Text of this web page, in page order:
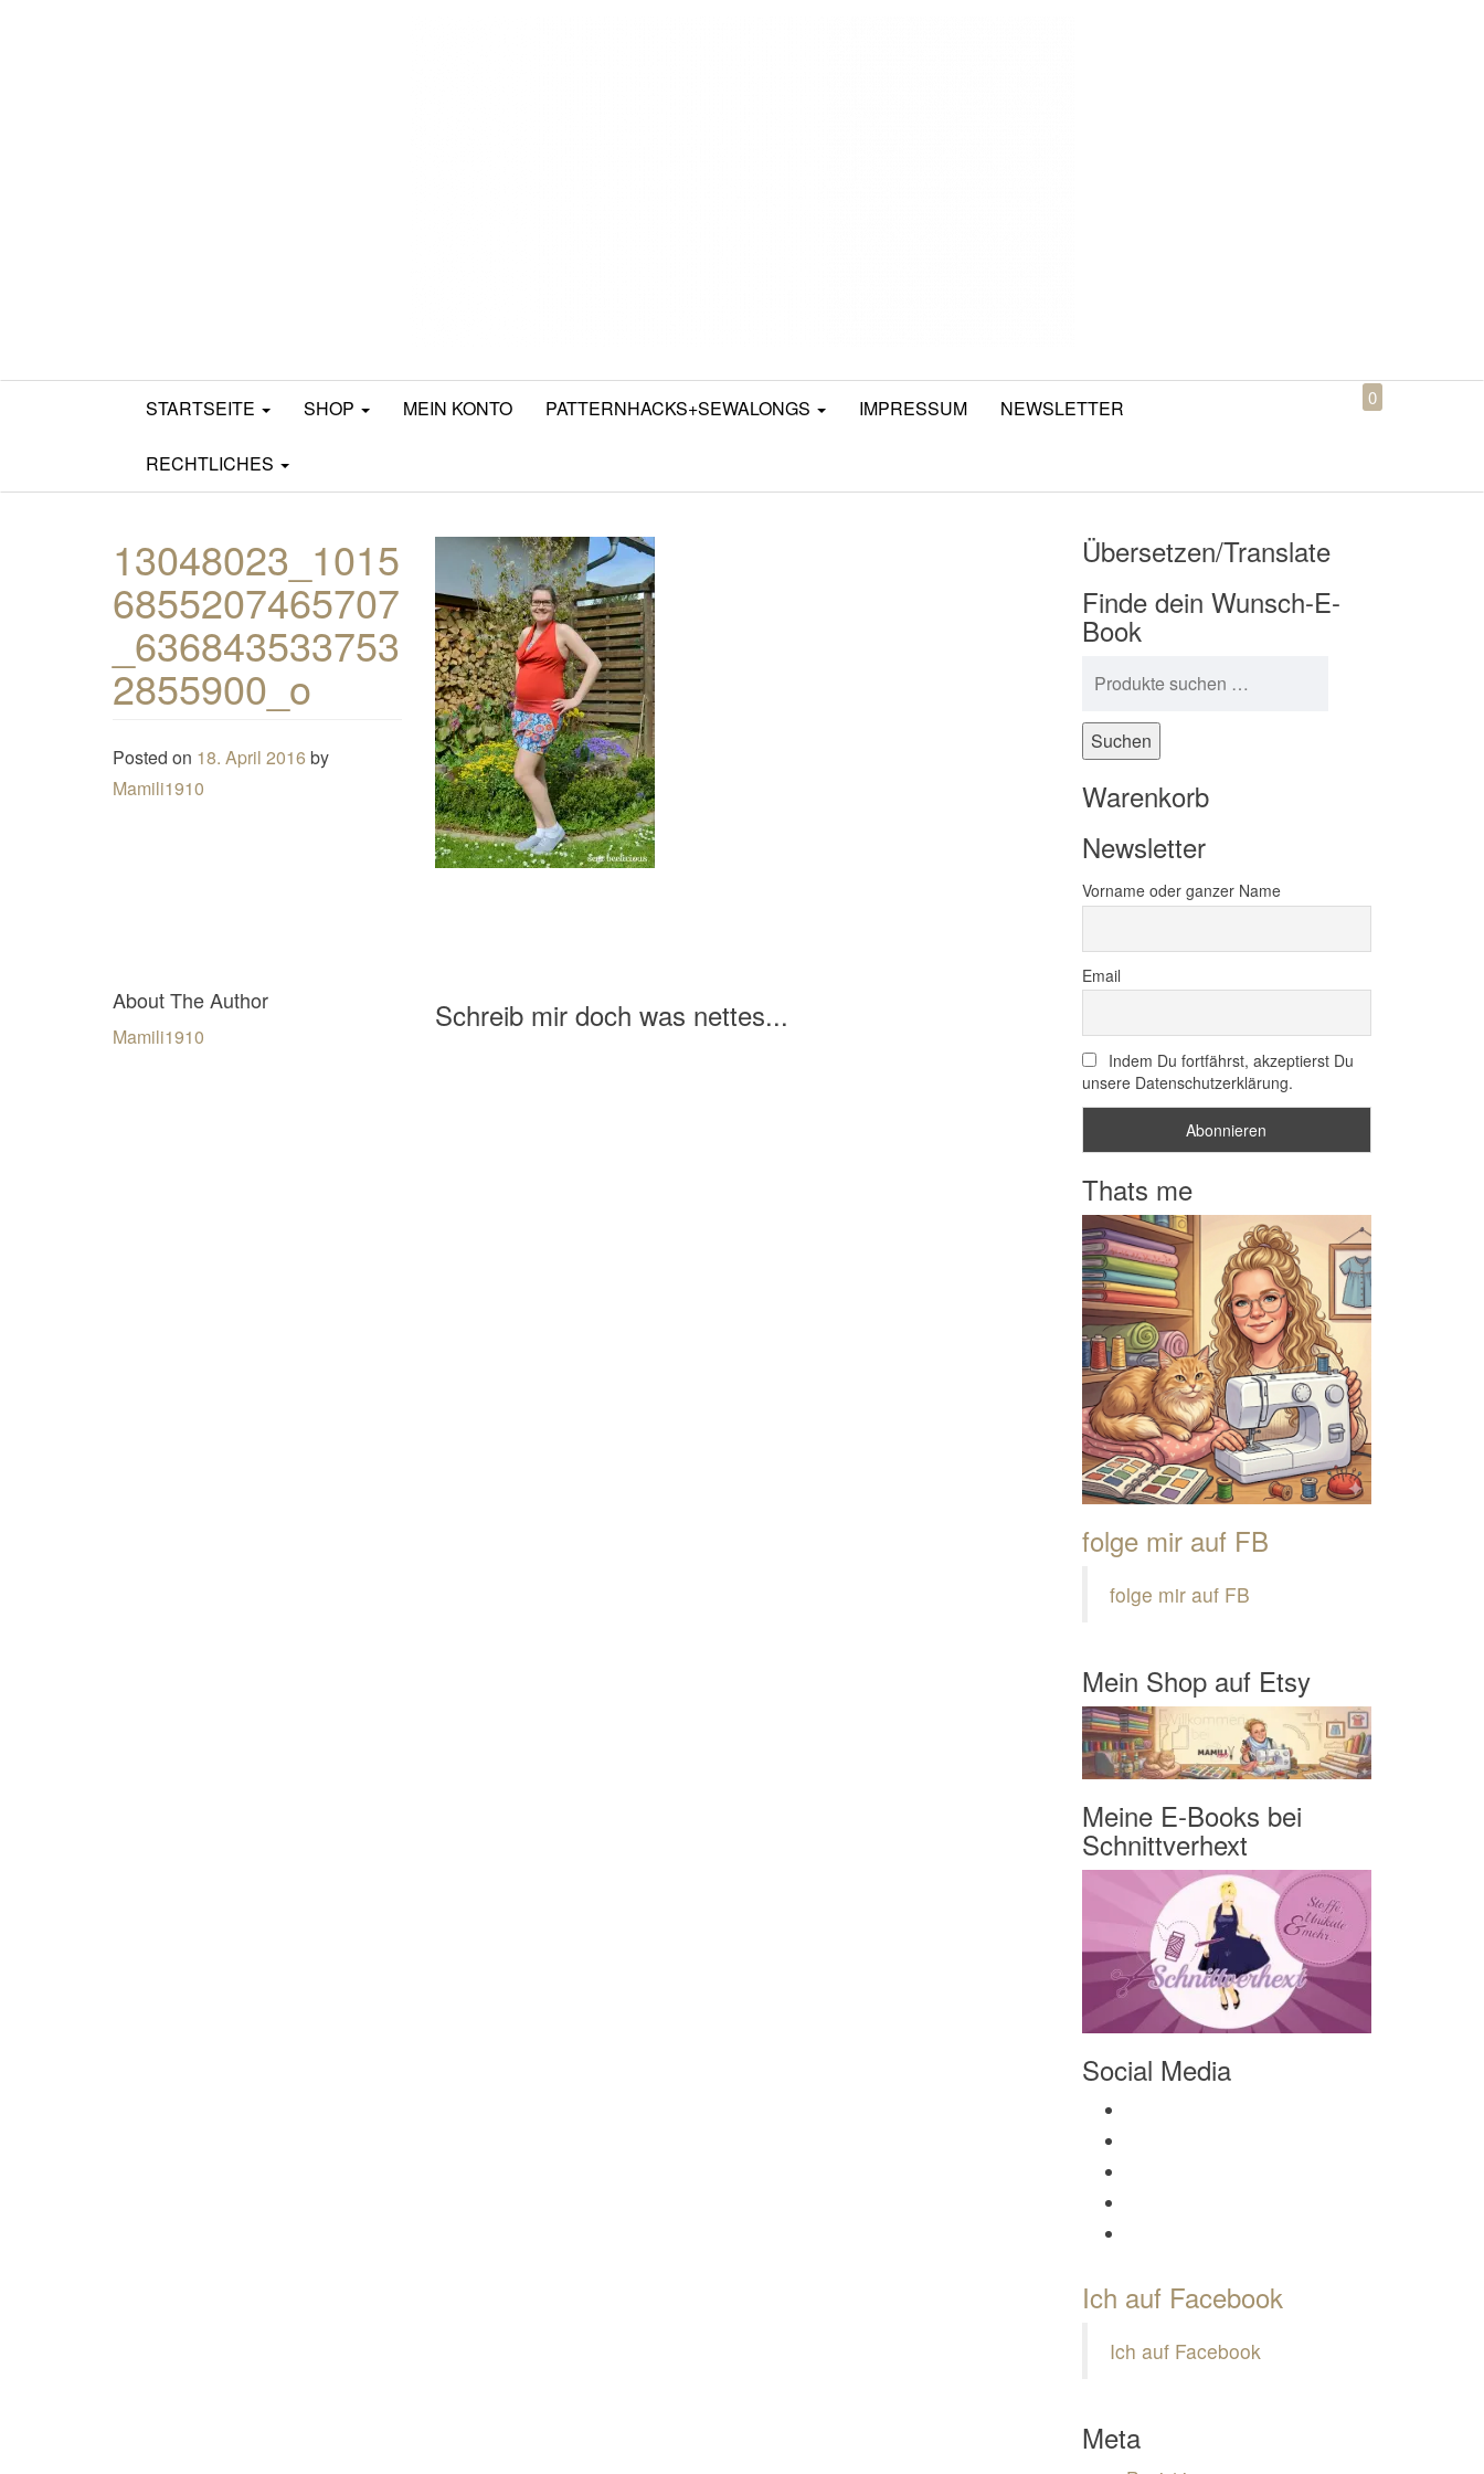
Mamili1910
STARTSEITE SHOP MEIN KONTO PATTERNHACKS+SEWALONGS IMPRESSUM NEWSLETTER
RECHTLICHES
0
13048023_1015
6855207465707
_636843533753
2855900_o
Posted on 18. April 2016 by
Mamili1910
About The Author
Mamili1910
Schreib mir doch was nettes...
Übersetzen/Translate
Finde dein Wunsch-E-
Book
Suchen
Warenkorb
Newsletter
Vorname oder ganzer Name
Email
Indem Du fortfährst, akzeptierst Du
unsere Datenschutzerklärung.
Thats me
folge mir auf FB
folge mir auf FB
Mein Shop auf Etsy
Meine E-Books bei
Schnittverhext
Social Media
Ich auf Facebook
Ich auf Facebook
Meta